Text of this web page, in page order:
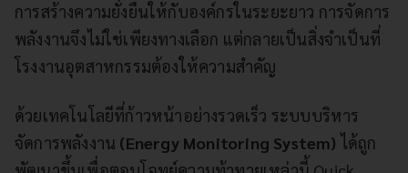
การสร้างความยั่งยืนให้กับองค์กรในระยะยาว การจัดการ
พลังงานจึงไม่ใช่เพียงทางเลือก แต่กลายเป็นสิ่งจำเป็นที่
โรงงานอุตสาหกรรมต้องให้ความสำคัญ
ด้วยเทคโนโลยีที่ก้าวหน้าอย่างรวดเร็ว ระบบบริหาร
จัดการพลังงาน (Energy Monitoring System) ได้ถูก